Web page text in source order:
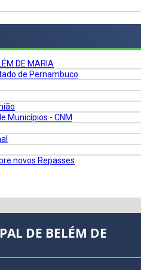
DE MARIA
de Pernambuco
Municípios - CNM
novos Repasses
DE BELÉM DE